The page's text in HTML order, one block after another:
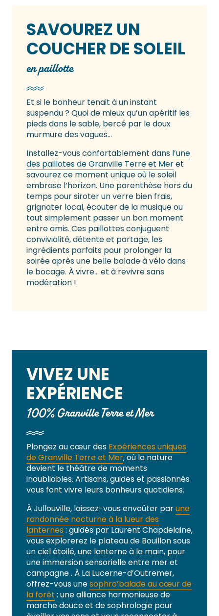
SAVOUREZ UN
COUCHER DE SOLEIL
en paillotte
Et si le bonheur tenait à un instant
suspendu ? Quoi de mieux qu’un apéritif les
pieds dans le sable, bercé par le doux
murmure des vagues…
Installez-vous confortablement dans l’une
des paillotes de Granville Terre et Meret
savourez ce moment unique où le soleil
embrase l’horizon. Une parenthèse hors du
temps pour siroter un verre bien frais,
grignoter local, écouter de la musique ou
tout simplement passer un bon moment
entre amis. Ces paillottes conjuguent
convivialité, détente et partage, les
ingrédients parfaits pour prolonger la
soirée après une belle balade à vélo dans
le bocage. À vivre… et à revivre sans
modération !
VIVEZ UNE
EXPÉRIENCE
100% Granville Terre et Mer
Plongez au cœur des Expériences uniques
de Granville Terre et Mer, où la nature
devient le théâtre de moments
inoubliables. Artisans, guides et passionnés
vous font vivre leurs bonheurs quotidiens.
À Jullouville, laissez-vous envoûter parune
randonnée nocturne à la lueur des
lanternes: guidés par Laurent Chapdelaine,
vous explorerez le plateau de Bouillon sous
un ciel étoilé, une lanterne à la main, pour
une immersion sensorielle entre mer et
campagne . À La Lucerne-d’Outremer,
offrez-vous unesophro’balade au cœur de
la forêt : une alliance harmonieuse de
marche douce et de sophrologie pour